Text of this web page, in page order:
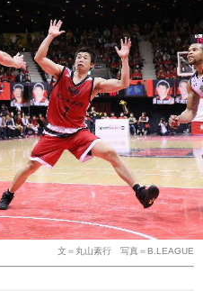
文＝丸山素行 写真＝B.LEAGUE